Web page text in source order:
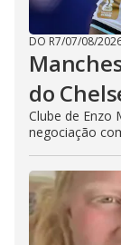
DO R7/07/08/
do
Clube de Enzo
negociação